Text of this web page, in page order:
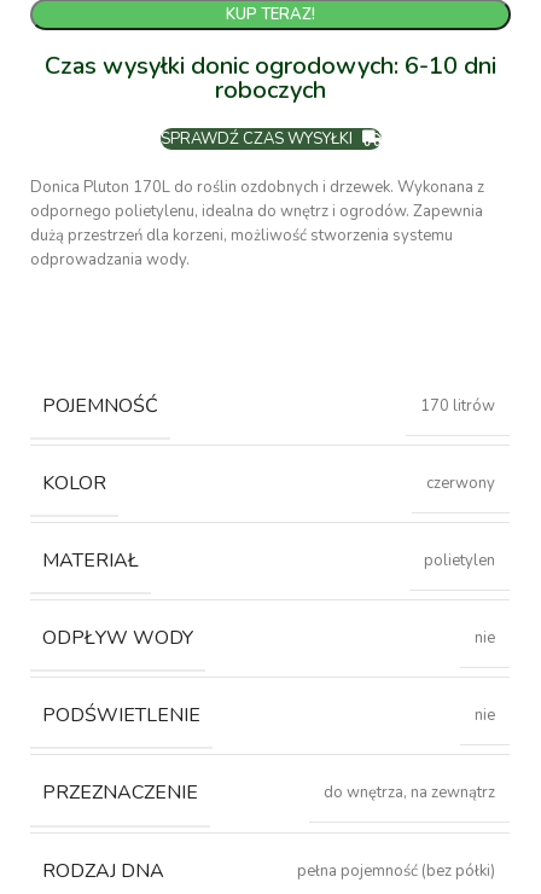
KUP TERAZ!
Czas wysyłki donic ogrodowych: 6-10 dni
roboczych
SPRAWDŹ CZAS WYSYŁKI
Donica Pluton 170L do roślin ozdobnych i drzewek. Wykonana z
odpornego polietylenu, idealna do wnętrz i ogrodów. Zapewnia
dużą przestrzeń dla korzeni, możliwość stworzenia systemu
odprowadzania wody.
POJEMNOŚĆ 170 litrów
KOLOR czerwony
MATERIAŁ polietylen
ODPŁYW WODY nie
PODŚWIETLENIE nie
PRZEZNACZENIE do wnętrza, na zewnątrz
RODZAJ DNA pełna pojemność (bez półki)